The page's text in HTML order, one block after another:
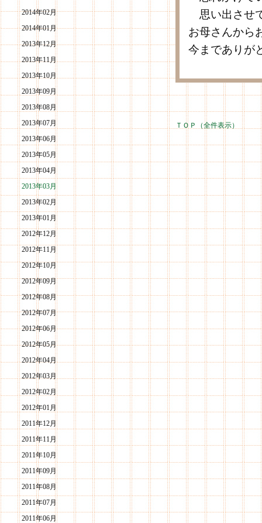
2014年02月
2014年01月
2013年12月
2013年11月
2013年10月
2013年09月
2013年08月
2013年07月
2013年06月
2013年05月
2013年04月
2013年03月
2013年02月
2013年01月
2012年12月
2012年11月
2012年10月
2012年09月
2012年08月
2012年07月
2012年06月
2012年05月
2012年04月
2012年03月
2012年02月
2012年01月
2011年12月
2011年11月
2011年10月
2011年09月
2011年08月
2011年07月
2011年06月
思い出させ
お母さんから
今までありが
ＴＯＰ（全件表示）